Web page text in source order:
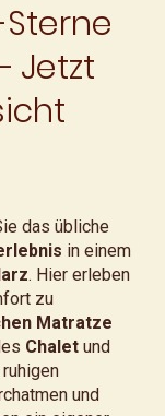
Jetzt
das übliche
in einem
. Hier erleben
zu
Matratze
Chalet und
und